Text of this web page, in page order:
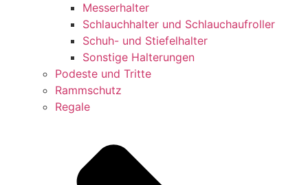
Messerhalter
Schlauchhalter und Schlauchaufroller
Schuh- und Stiefelhalter
Sonstige Halterungen
Podeste und Tritte
Rammschutz
Regale